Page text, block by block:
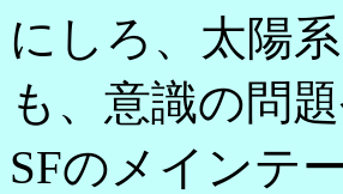
にしろ、太陽
も、意識の問
SFのメインテ